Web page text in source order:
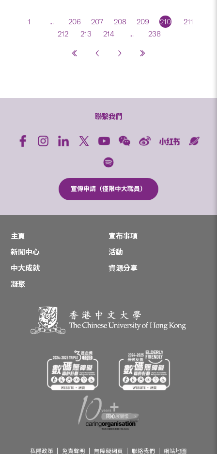
1 ... 206 207 208 209 210
211
212
213 214 ... 238
聯繫我們
宣傳申請（僅限中大職員）
主頁
宣布事項
新聞中心
活動
中大成就
資源分享
凝聚
私隱政策 免責聲明 無障礙網頁 聯絡我們 網站地圖